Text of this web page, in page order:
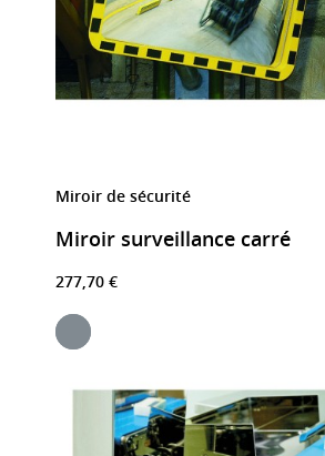
Miroir de sécurité
Miroir surveillance carré
277,70 €